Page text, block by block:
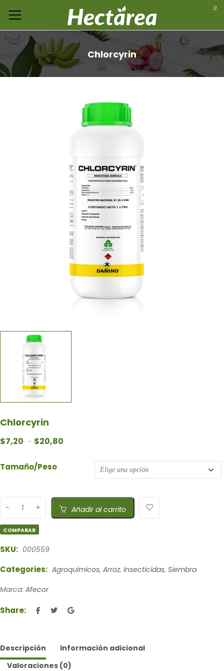
0
Chlorcyrin
Chlorcyrin
$7,20 - $20,80
Tamaño/Peso
Añadir al carrito
COMPARAR
SKU: 000559
Categories: Agroquímicos, Arroz, Insecticidas, Siembra
Marca: Afecor
Share:
Descripción
Información adicional
Valoraciones (0)